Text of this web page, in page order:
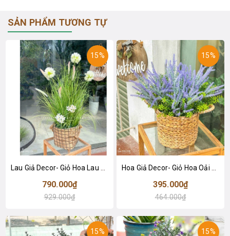
SẢN PHẨM TƯƠNG TỰ
15%
790.000₫
929.000₫
15%
395.000₫
464.000₫
15% 15%